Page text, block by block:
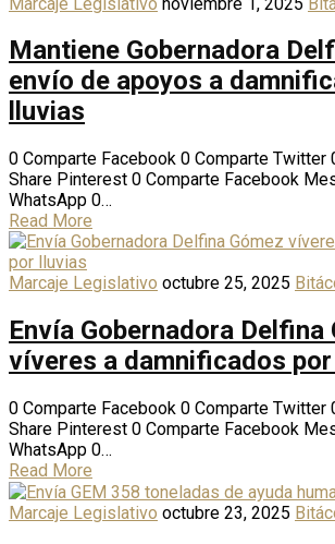
Mantiene Gobernadora
envío de apoyos a
lluvias
0 Comparte Facebook 0 Comparte Twitter
Share Pinterest 0 Comparte Facebook
WhatsApp 0…
Read More
Marcaje Legislativo octubre 25, 2025
Envía Gobernadora Delfina
víveres a damnificados
0 Comparte Facebook 0 Comparte Twitter
Share Pinterest 0 Comparte Facebook
WhatsApp 0…
Read More
Marcaje Legislativo octubre 23, 2025